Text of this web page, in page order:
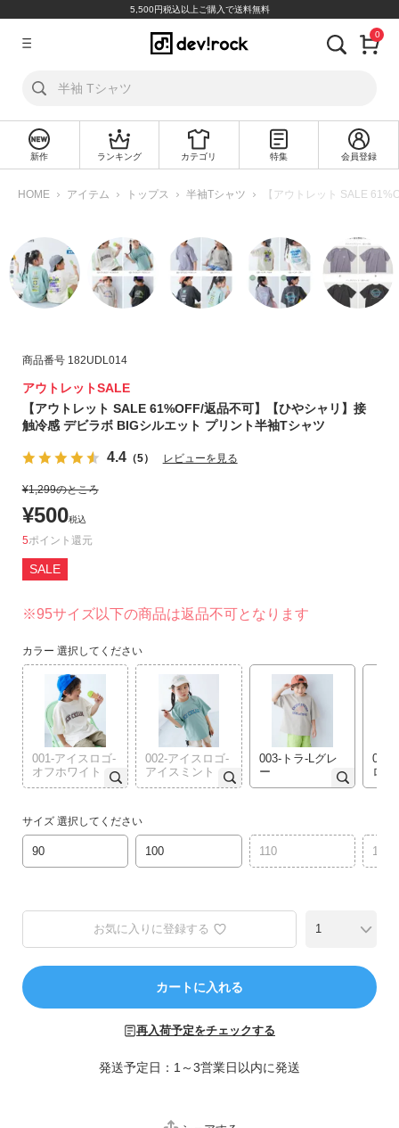
5,500円税込以上ご購入で送料無料
グ
規
録
探
カ
ゴ
リ
か
ら
す
ラ
ン
キ
グ
ら
探
す
新
作
か
探
す
集
ら
探
す
0
新作 ランキング カテゴリ 特集 会員登録
HOME アイテム トップス 半袖Tシャツ 【アウトレット SALE
商品番号 182UDL014
アウトレットSALE
【アウトレット SALE 61%OFF/返品不可】【ひやシャリ】接
触冷感 デビラボ BIGシルエット プリント半袖Tシャツ
4.4（5） レビューを見る
¥1,299のところ
¥500税込
5ポイント
SALE
※95サイズ以下の商品は返品不可となります
カラー 選択してください
001-アイスロゴ-
オフホワイト
002-アイスロゴ-
アイスミント
003-トラ-Lグレ
ー
004-
ロ
サイズ 選択してください
90 100 110 120
お気に入りに登録する
カートに入れる
再入荷予定をチェックする
発送予定日：1～3営業日以内に発送